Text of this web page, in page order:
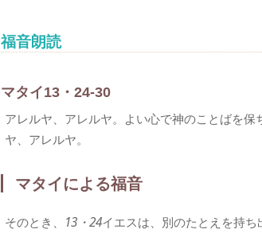
福音朗読
マタイ13・24-30
アレルヤ、アレルヤ。よい心で神のことばを
ヤ、アレルヤ。
マタイによる福音
そのとき、 13・24イエスは、別のたとえを持